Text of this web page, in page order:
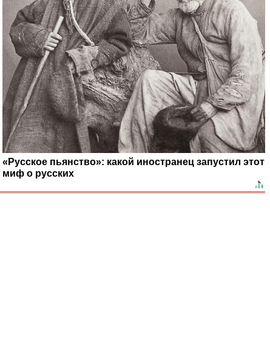
«Русское пьянство»: какой иностранец запустил этот
миф о русских